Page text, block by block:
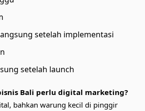
setelah implementasi
setelah launch
Bali perlu digital marketing?
bahkan warung kecil di pinggir